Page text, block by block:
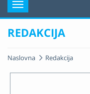
Navigacija
REDAKCIJA
Naslovna Redakcija